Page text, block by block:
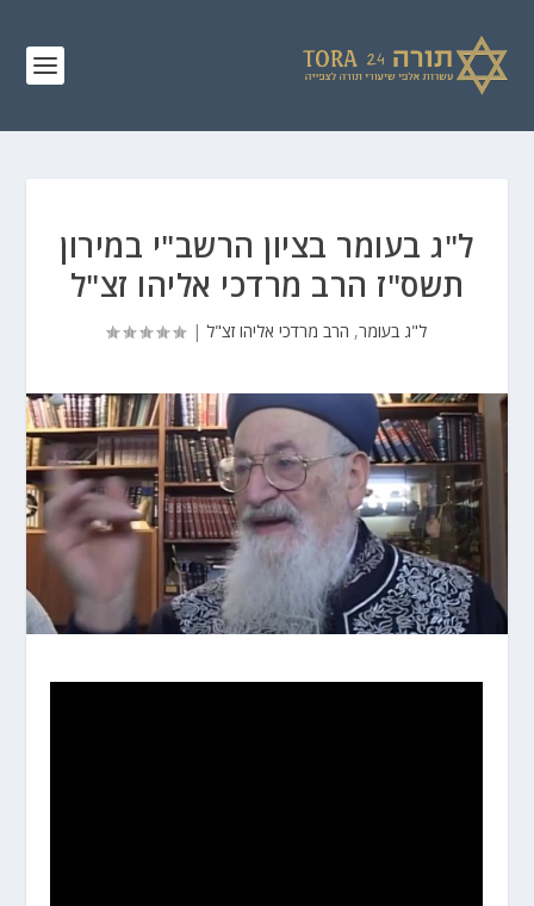
ל"ג בעומר בציון הרשב"י במירון
תשס"ז הרב מרדכי אליהו זצ"ל
ל"ג בעומר, הרב מרדכי אליהו זצ"ל |